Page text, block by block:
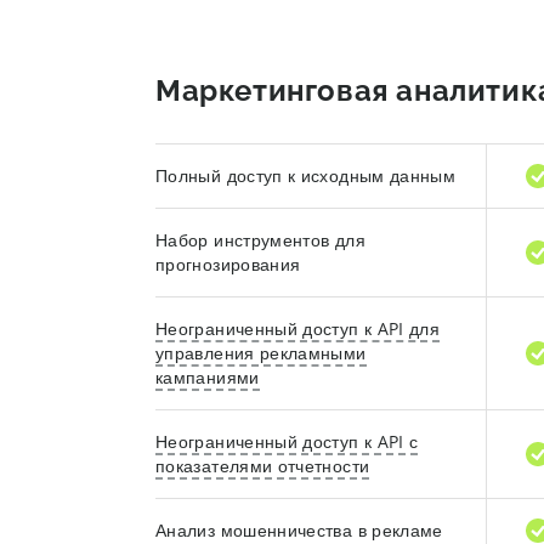
Маркетинговая
Полный доступ к исходным данным
Набор инструментов для
прогнозирования
Неограниченный доступ к API для
управления рекламными
кампаниями
Неограниченный доступ к API с
показателями отчетности
Анализ мошенничества в рекламе